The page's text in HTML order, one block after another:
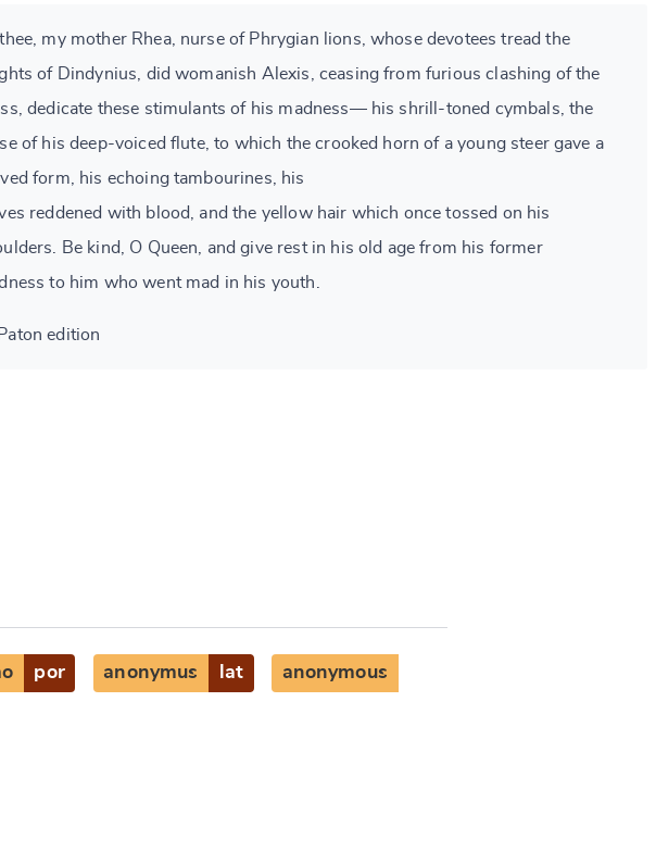
my mother Rhea, nurse of Phrygian lions, whose devotees tread the
of Dindynius, did womanish Alexis, ceasing from furious clashing of the
dedicate these stimulants of his madness— his shrill-toned cymbals, the
of his deep-voiced flute, to which the crooked horn of a young steer gave a
form, his echoing tambourines, his
reddened with blood, and the yellow hair which once tossed on his
Be kind, O Queen, and give rest in his old age from his former
to him who went mad in his youth.
edition
por anonymus lat anonymous